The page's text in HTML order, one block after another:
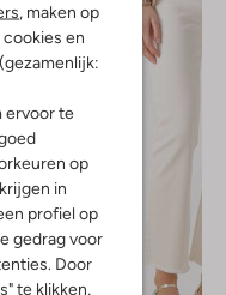
, maken op
en
ervoor te
op
in
profiel op
gedrag voor
Door
te klikken,